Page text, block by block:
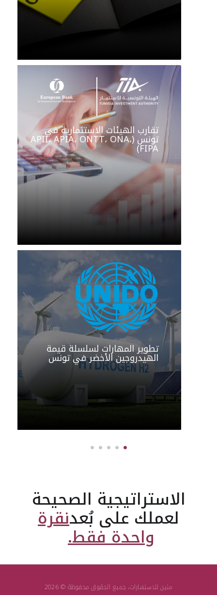
تقارب الهيئات الاستثمارية في
تونس (APII، APIA، ONTT، ONA،
FIPA)
تطوير المهارات لسلسلة قيمة
الهيدروجين الأخضر في تونس
الاستراتيجية الصحيحة
لعملك على بُعدنقرة
واحدة فقط.
متين للاستشارات، جميع الحقوق محفوظة © 2026